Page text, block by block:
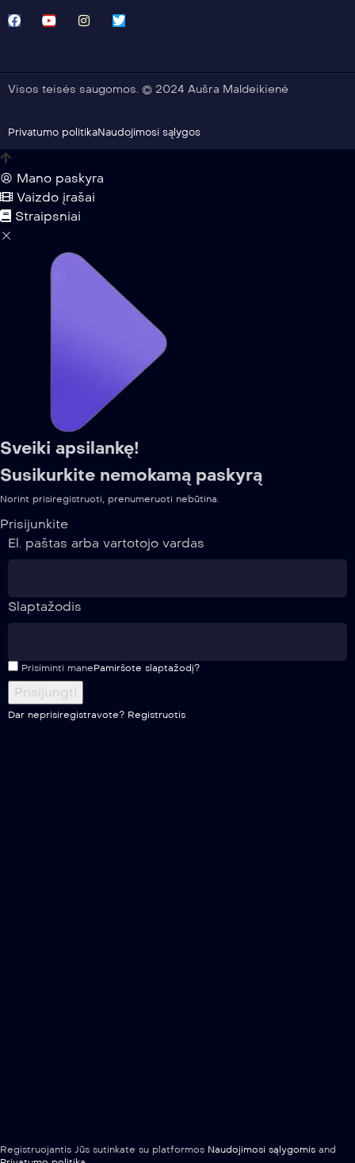
Visos teisės saugomos. © 2024 Aušra Maldeikienė
Privatumo politikaNaudojimosi sąlygos
Mano paskyra
Vaizdo įrašai
Straipsniai
Sveiki apsilankę!
Susikurkite nemokamą paskyrą
Norint prisiregistruoti, prenumeruoti nebūtina.
Prisijunkite
El. paštas arba vartotojo vardas
Slaptažodis
Prisiminti manePamiršote slaptažodį?
Dar neprisiregistravote? Registruotis
Registruojantis Jūs sutinkate su platformos Naudojimosi sąlygomis and